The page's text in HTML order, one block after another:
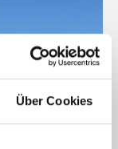
Über Cookies